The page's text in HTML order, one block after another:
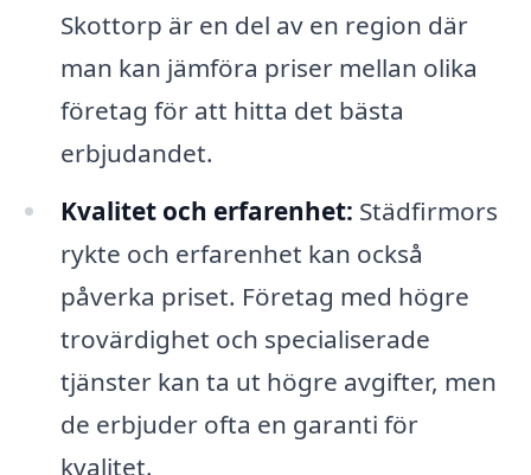
Skottorp är en del av en region där
man kan jämföra priser mellan olika
företag för att hitta det bästa
erbjudandet.
Kvalitet och erfarenhet: Städfirmors
rykte och erfarenhet kan också
påverka priset. Företag med högre
trovärdighet och specialiserade
tjänster kan ta ut högre avgifter, men
de erbjuder ofta en garanti för
kvalitet.